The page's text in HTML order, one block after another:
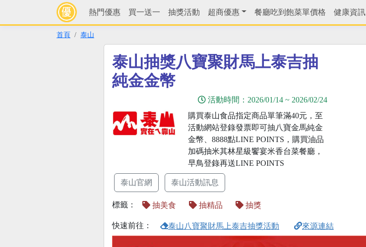
熱門優惠 買一送一 抽獎活動 超商優惠 餐廳吃到飽菜單價格 健康資訊
首頁 泰山
泰山抽獎八寶聚財馬上泰吉抽
純金金幣
活動時間： 2026/01/14 ~ 2026/02/24
購買泰山食品指定商品單筆滿40元，至
活動網站登錄發票即可抽八寶金馬純金
金幣、8888點LINE POINTS，購買油品
加碼抽米其林星級饗宴米香台菜餐廳，
早鳥登錄再送LINE POINTS
泰山官網 泰山活動訊息
標籤： 抽美食 抽精品 抽獎
快速前往： 泰山八寶聚財馬上泰吉抽獎活動 來源連結